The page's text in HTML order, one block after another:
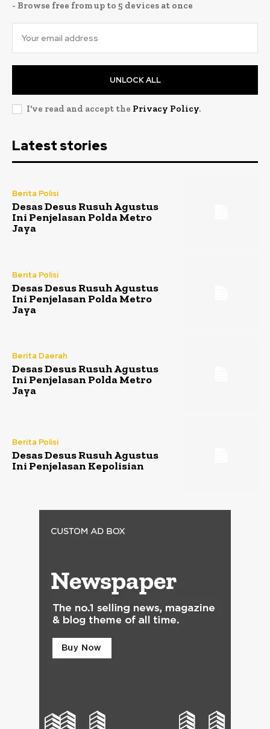
- Browse free from up to 5 devices at once
UNLOCK ALL
I've read and accept the Privacy Policy.
Latest stories
Berita Polisi
Desas Desus Rusuh Agustus
Ini Penjelasan Polda Metro
Jaya
Berita Polisi
Desas Desus Rusuh Agustus
Ini Penjelasan Polda Metro
Jaya
Berita Daerah
Desas Desus Rusuh Agustus
Ini Penjelasan Polda Metro
Jaya
Berita Polisi
Desas Desus Rusuh Agustus
Ini Penjelasan Kepolisian